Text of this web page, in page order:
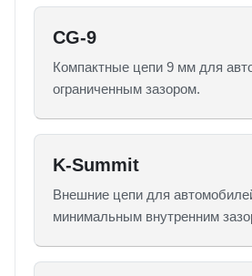
CG-9
Компактные цепи 9 мм для
ограниченным зазором.
K-Summit
Внешние цепи для
минимальным внутренним